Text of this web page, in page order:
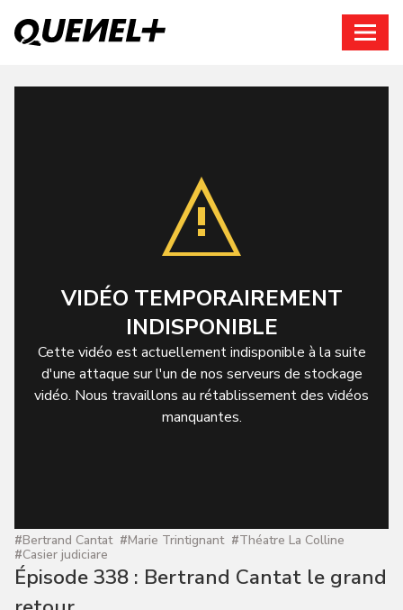
VIDÉO TEMPORAIREMENT
INDISPONIBLE
Cette vidéo est actuellement indisponible à la suite
d'une attaque sur l'un de nos serveurs de stockage
vidéo. Nous travaillons au rétablissement des vidéos
manquantes.
#Bertrand Cantat #Marie Trintignant #Théatre La Colline
#Casier judiciare
Épisode 338 : Bertrand Cantat le grand